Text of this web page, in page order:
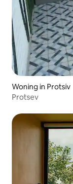
Woning in Protsiv
Protsev